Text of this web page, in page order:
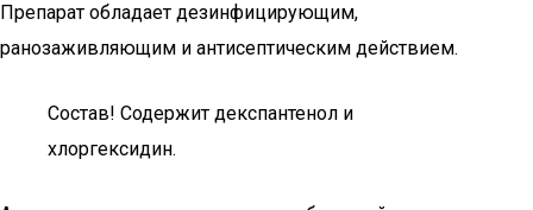
Препарат обладает дезинфицирующим,
ранозаживляющим и антисептическим действием.
Состав! Содержит декспантенол и
хлоргексидин.